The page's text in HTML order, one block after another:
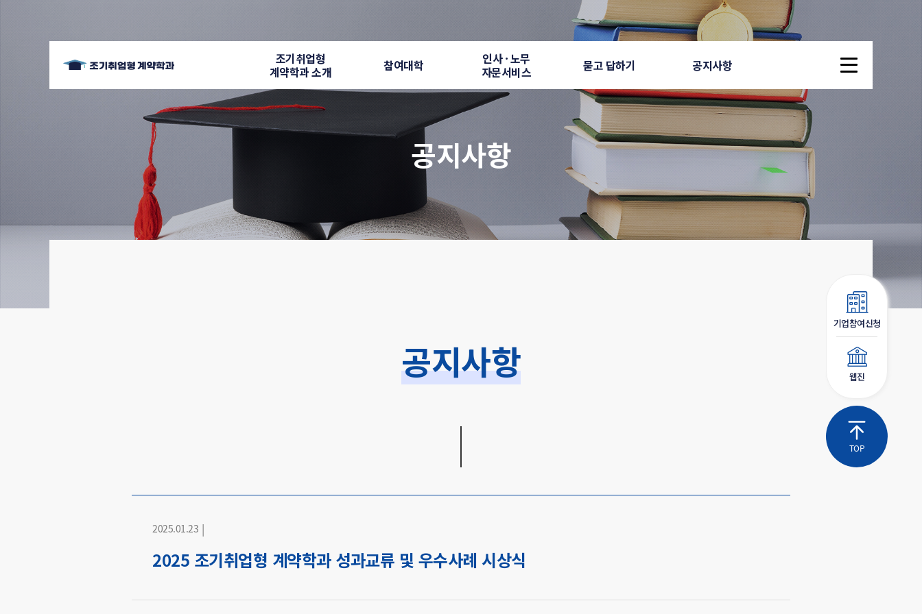
조기취업형
계약학과 소개
참여대학
인사 · 노무
자문서비스
묻고 답하기 공지사항
공지사항
공지사항
2025.01.23 |
2025 조기취업형 계약학과 성과교류 및 우수사례 시상식
기업참여신청
웹진
TOP